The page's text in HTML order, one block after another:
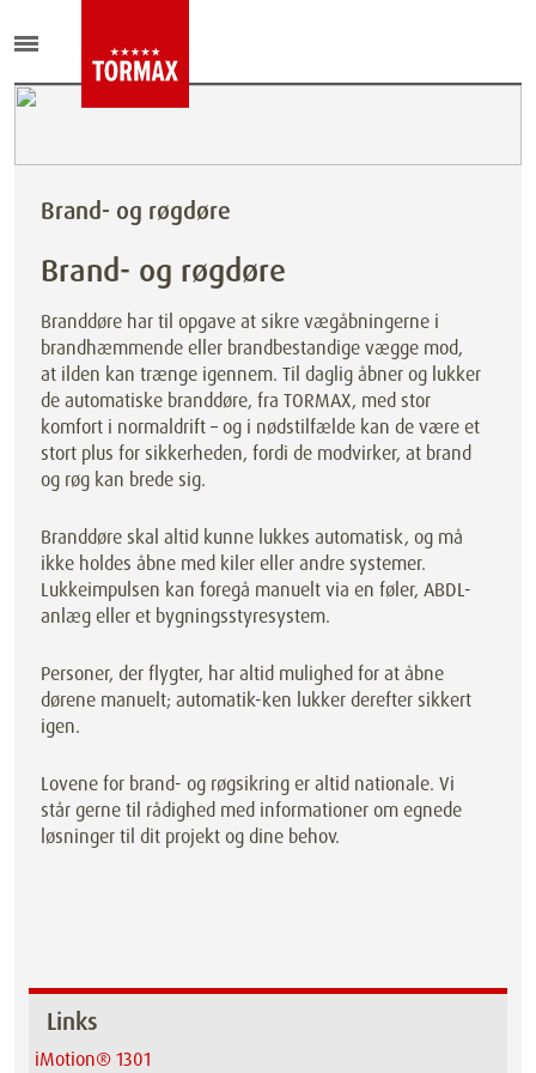
Brand- og røgdøre
Brand- og røgdøre
Branddøre har til opgave at sikre vægåbningerne i
brandhæmmende eller brandbestandige vægge mod,
at ilden kan trænge igennem. Til daglig åbner og lukker
de automatiske branddøre, fra TORMAX, med stor
komfort i normaldrift – og i nødstilfælde kan de være et
stort plus for sikkerheden, fordi de modvirker, at brand
og røg kan brede sig.
Branddøre skal altid kunne lukkes automatisk, og må
ikke holdes åbne med kiler eller andre systemer.
Lukkeimpulsen kan foregå manuelt via en føler, ABDL-
anlæg eller et bygningsstyresystem.
Personer, der flygter, har altid mulighed for at åbne
dørene manuelt; automatik-ken lukker derefter sikkert
igen.
Lovene for brand- og røgsikring er altid nationale. Vi
står gerne til rådighed med informationer om egnede
løsninger til dit projekt og dine behov.
Links
iMotion® 1301